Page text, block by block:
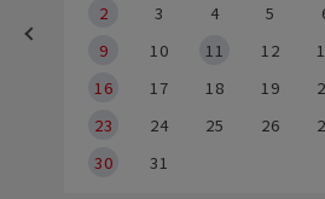
2
3 4 5
9
10 11 12
16
17 18 19
23
24 25 26
30
31